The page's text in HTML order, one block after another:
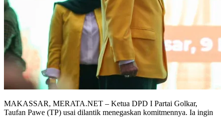
MAKASSAR, MERATA.NET – Ketua DPD I Partai Golkar,
Taufan Pawe (TP) usai dilantik menegaskan komitmennya. Ia ingin